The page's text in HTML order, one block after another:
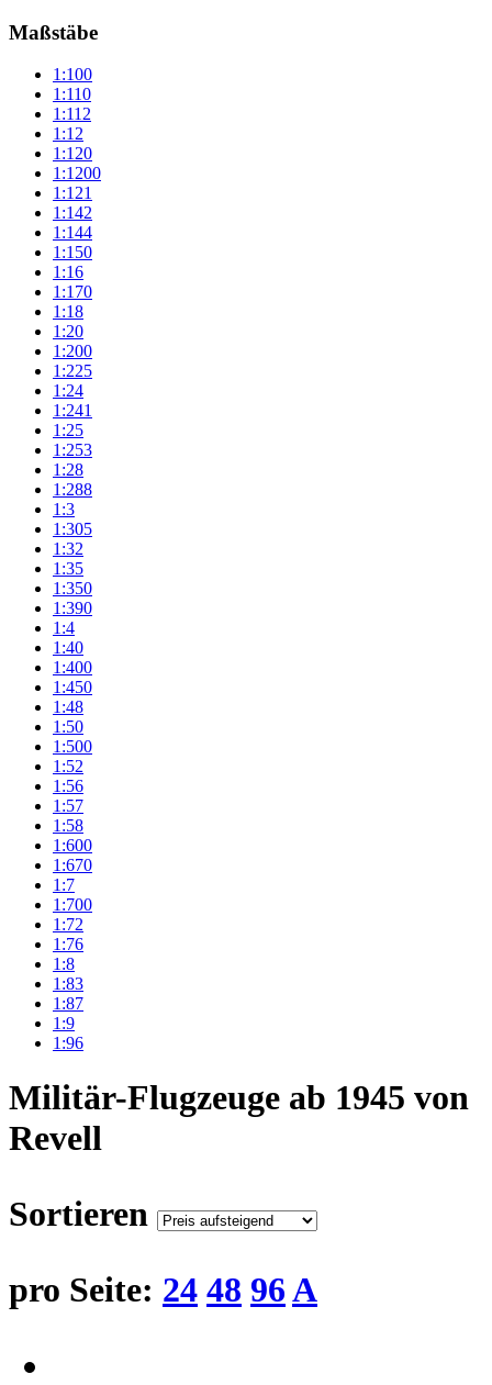
Maßstäbe
1:100
1:110
1:112
1:12
1:120
1:1200
1:121
1:142
1:144
1:150
1:16
1:170
1:18
1:20
1:200
1:225
1:24
1:241
1:25
1:253
1:28
1:288
1:3
1:305
1:32
1:35
1:350
1:390
1:4
1:40
1:400
1:450
1:48
1:50
1:500
1:52
1:56
1:57
1:58
1:600
1:670
1:7
1:700
1:72
1:76
1:8
1:83
1:87
1:9
1:96
Militär-Flugzeuge ab 1945 von
Revell
Sortieren
pro Seite: 24 48 96A